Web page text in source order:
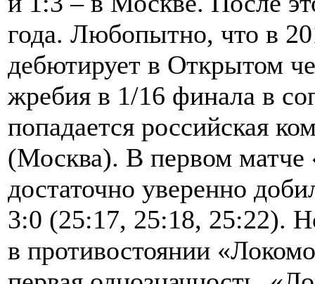
года. Любопытно, что в
дебютирует в Открытом
жребия в 1/16 финала в
попадается российская
(Москва). В первом матче
достаточно уверенно
3:0 (25:17, 25:18, 25:22).
в противостоянии